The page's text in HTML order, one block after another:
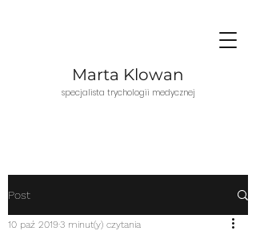
Marta Klowan
specjalista trychologii medycznej
Post
10 paź 20193 minut(y) czytania